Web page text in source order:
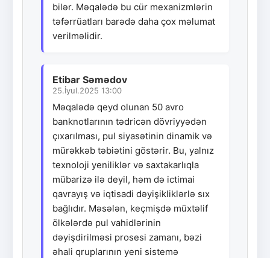
bilər. Məqalədə bu cür mexanizmlərin
təfərrüatları barədə daha çox məlumat
verilməlidir.
Etibar Səmədov
25.İyul.2025 13:00
Məqalədə qeyd olunan 50 avro
banknotlarının tədricən dövriyyədən
çıxarılması, pul siyasətinin dinamik və
mürəkkəb təbiətini göstərir. Bu, yalnız
texnoloji yeniliklər və saxtakarlıqla
mübarizə ilə deyil, həm də ictimai
qavrayış və iqtisadi dəyişikliklərlə sıx
bağlıdır. Məsələn, keçmişdə müxtəlif
ölkələrdə pul vahidlərinin
dəyişdirilməsi prosesi zamanı, bəzi
əhali qruplarının yeni sistemə